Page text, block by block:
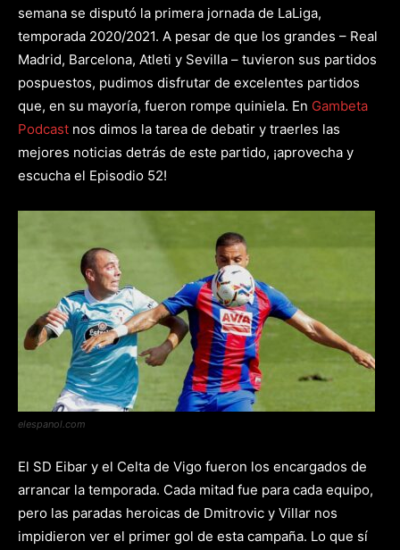
semana se disputó la primera jornada de LaLiga,
temporada 2020/2021. A pesar de que los grandes – Real
Madrid, Barcelona, Atleti y Sevilla – tuvieron sus partidos
pospuestos, pudimos disfrutar de excelentes partidos
que, en su mayoría, fueron rompe quiniela. En Gambeta
Podcast nos dimos la tarea de debatir y traerles las
mejores noticias detrás de este partido, ¡aprovecha y
escucha el Episodio 52!
elespanol.com
El SD Eibar y el Celta de Vigo fueron los encargados de
arrancar la temporada. Cada mitad fue para cada equipo,
pero las paradas heroicas de Dmitrovic y Villar nos
impidieron ver el primer gol de esta campaña. Lo que sí